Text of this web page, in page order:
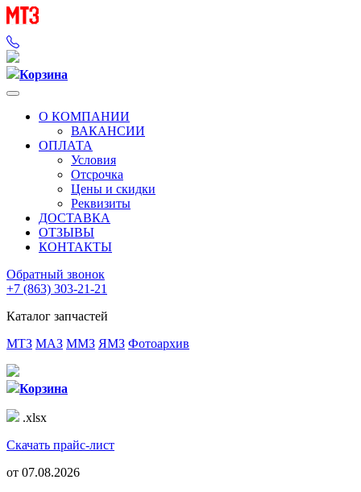
Корзина
О КОМПАНИИ
ВАКАНСИИ
ОПЛАТА
Условия
Отсрочка
Цены и скидки
Реквизиты
ДОСТАВКА
ОТЗЫВЫ
КОНТАКТЫ
Обратный звонок
+7 (863) 303-21-21
Каталог запчастей
МТЗ МАЗ ММЗ ЯМЗ Фотоархив
Корзина
.xlsx
Скачать прайс-лист
от 07.08.2026